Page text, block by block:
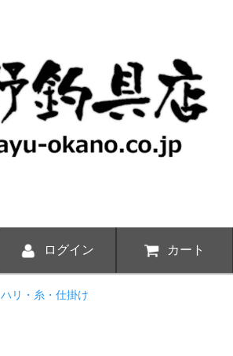
ログイン カート
ハリ・糸・仕掛け